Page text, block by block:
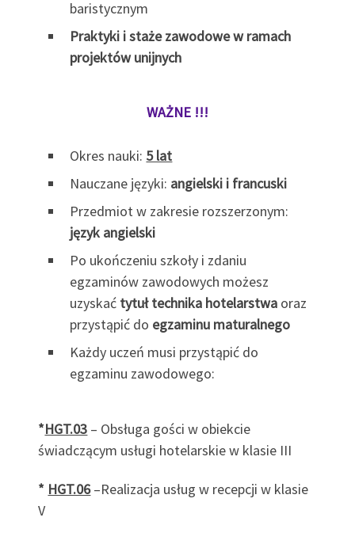
baristycznym
Praktyki i staże zawodowe w ramach
projektów unijnych
WAŻNE !!!
Okres nauki: 5 lat
Nauczane języki: angielski i francuski
Przedmiot w zakresie rozszerzonym:
język angielski
Po ukończeniu szkoły i zdaniu
egzaminów zawodowych możesz
uzyskać tytuł technika hotelarstwa oraz
przystąpić do egzaminu maturalnego
Każdy uczeń musi przystąpić do
egzaminu zawodowego:
*HGT.03 – Obsługa gości w obiekcie
świadczącym usługi hotelarskie w klasie III
* HGT.06–Realizacja usług w recepcji w klasie
V